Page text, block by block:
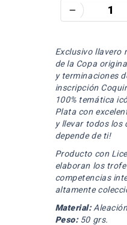
remove
Exclusivo llavero
de la Copa
y terminaciones
inscripción
100% temática
Plata con
y llevar todos los
depende de ti!
Producto con
elaboran los
competencias
altamente
Material:
Peso:50 grs.